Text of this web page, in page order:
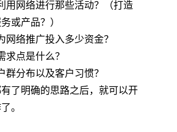
用网络进行那些活动？（打造
或产品？）
网络推广投入多少资金？
求点是什么？
群分布以及客户习惯？
了明确的思路之后，就可以开
。